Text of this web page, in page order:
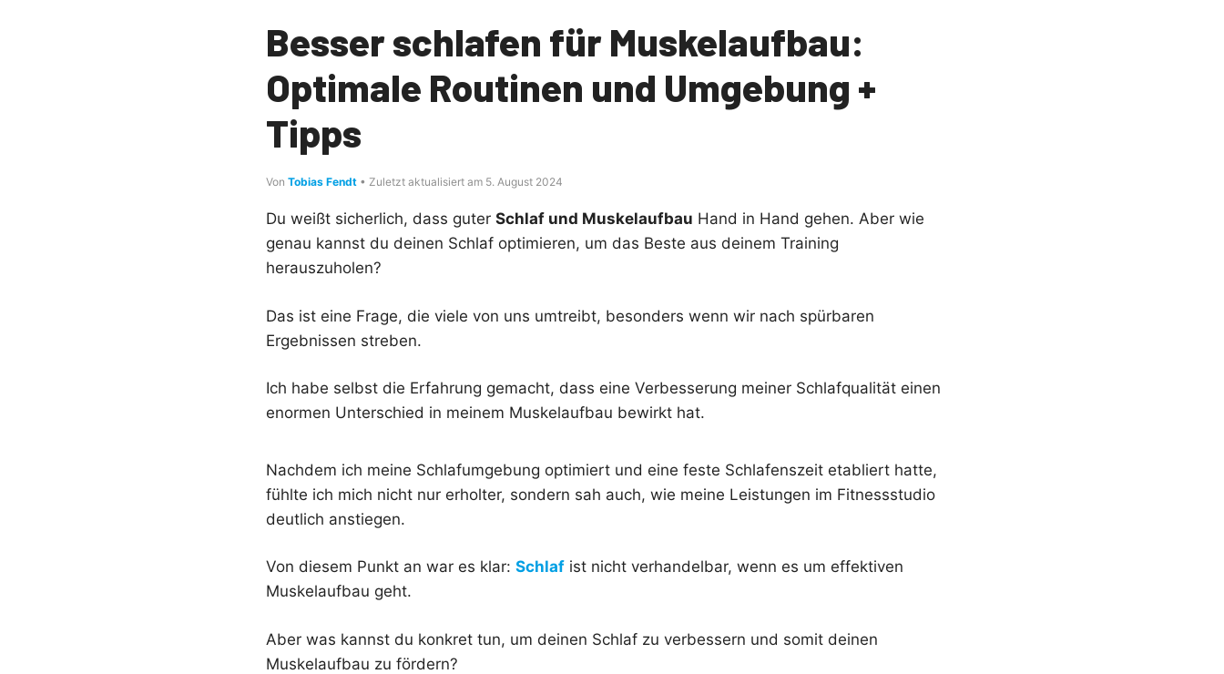
Besser schlafen für Muskelaufbau:
Optimale Routinen und Umgebung +
Tipps
Von Tobias Fendt • Zuletzt aktualisiert am 5. August 2024
Du weißt sicherlich, dass guter Schlaf und Muskelaufbau Hand in Hand gehen. Aber wie
genau kannst du deinen Schlaf optimieren, um das Beste aus deinem Training
herauszuholen?
Das ist eine Frage, die viele von uns umtreibt, besonders wenn wir nach spürbaren
Ergebnissen streben.
Ich habe selbst die Erfahrung gemacht, dass eine Verbesserung meiner Schlafqualität einen
enormen Unterschied in meinem Muskelaufbau bewirkt hat.
Nachdem ich meine Schlafumgebung optimiert und eine feste Schlafenszeit etabliert hatte,
fühlte ich mich nicht nur erholter, sondern sah auch, wie meine Leistungen im Fitnessstudio
deutlich anstiegen.
Von diesem Punkt an war es klar: Schlaf ist nicht verhandelbar, wenn es um effektiven
Muskelaufbau geht.
Aber was kannst du konkret tun, um deinen Schlaf zu verbessern und somit deinen
Muskelaufbau zu fördern?